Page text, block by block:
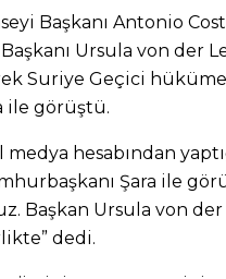
Başkanı Antonio
Ursula von der
Suriye Geçici
ile görüştü.
medya hesabından
Şara ile
Başkan Ursula von der
dedi.